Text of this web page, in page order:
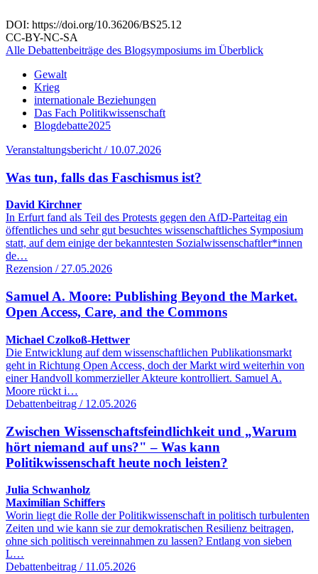
DOI: https://doi.org/10.36206/BS25.12
CC-BY-NC-SA
Alle Debattenbeiträge des Blogsymposiums im Überblick
Gewalt
Krieg
internationale Beziehungen
Das Fach Politikwissenschaft
Blogdebatte2025
Veranstaltungsbericht / 10.07.2026
Was tun, falls das Faschismus ist?
David Kirchner
In Erfurt fand als Teil des Protests gegen den AfD-Parteitag ein
öffentliches und sehr gut besuchtes wissenschaftliches Symposium
statt, auf dem einige der bekanntesten Sozialwissenschaftler*innen
de…
Rezension / 27.05.2026
Samuel A. Moore: Publishing Beyond the Market.
Open Access, Care, and the Commons
Michael Czolkoß-Hettwer
Die Entwicklung auf dem wissenschaftlichen Publikationsmarkt
geht in Richtung Open Access, doch der Markt wird weiterhin von
einer Handvoll kommerzieller Akteure kontrolliert. Samuel A.
Moore rückt i…
Debattenbeitrag / 12.05.2026
Zwischen Wissenschaftsfeindlichkeit und „Warum
hört niemand auf uns?" – Was kann
Politikwissenschaft heute noch leisten?
Julia Schwanholz
Maximilian Schiffers
Worin liegt die Rolle der Politikwissenschaft in politisch turbulenten
Zeiten und wie kann sie zur demokratischen Resilienz beitragen,
ohne sich politisch vereinnahmen zu lassen? Entlang von sieben
L…
Debattenbeitrag / 11.05.2026